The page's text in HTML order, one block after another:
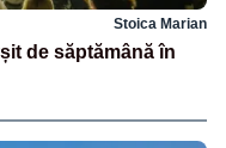
Stoica Marian
de săptămână în